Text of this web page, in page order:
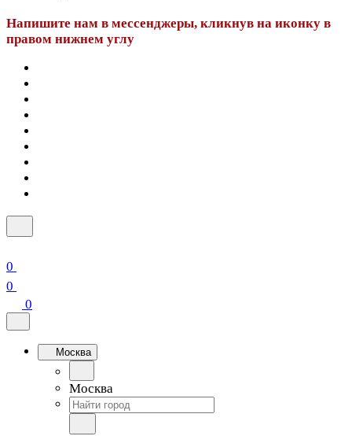
Напишите нам в мессенджеры, кликнув на иконку в
правом нижнем углу
0
0
0
Москва
Москва